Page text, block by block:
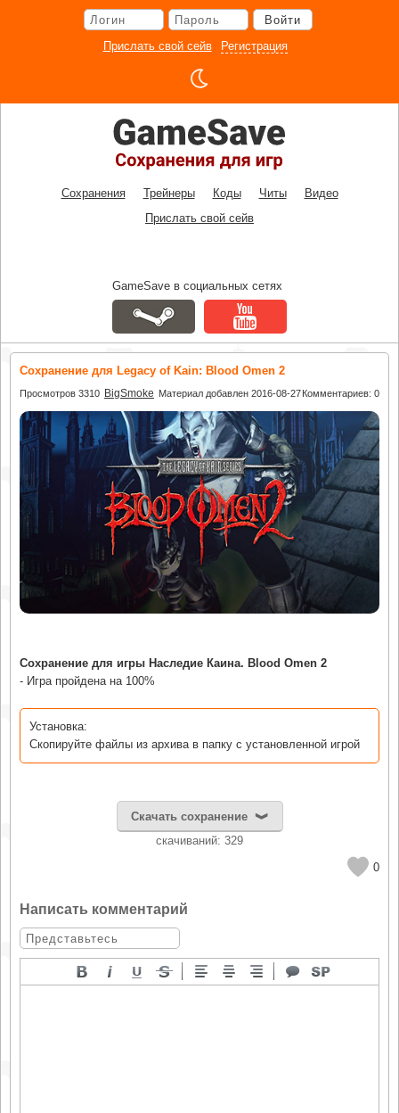
Войти
Прислать свой сейв
Регистрация
Сохранения Трейнеры Коды Читы
Видео
Прислать свой сейв
GameSave в социальных сетях
Сохранение для Legacy of Kain: Blood Omen 2
Просмотров 3310 BigSmoke Материал добавлен 2016-08-27Комментариев: 0
Сохранение для игры Наследие Каина. Blood Omen 2
- Игра пройдена на 100%
Установка:
Скопируйте файлы из архива в папку с установленной игрой
Скачать сохранение
cкачиваний: 329
0
Написать комментарий